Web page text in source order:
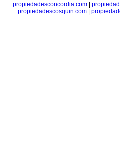
propiedadesconcordia.com|
propiedadescosquin.com